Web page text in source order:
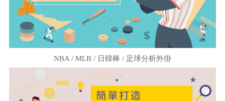
NBA / MLB / 日韓棒 / 足球分析外掛